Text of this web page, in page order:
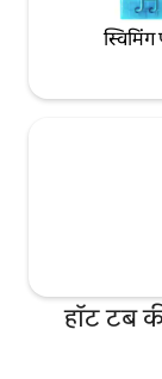
हॉट टब